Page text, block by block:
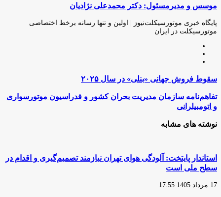
از
ایمیل
موسس و مدیرمسئول: دکتر محمدعلی نژادیان
پایگاه خبری موتورسیکلت‌نیوز | اولین و تنها رسانه برخط اختصاصی
موتورسیکلت در ایران
سقوط
فروش
جهانی
«بنلی»
در
۲۰۲۵
سقوط فروش جهانی «بنلی» در سال ۲۰۲۵
تفاهم‌نامه
سازمان
مدیریت
بحران
کشور
موتورسواری
و
اتومبیلرانی
تفاهم‌نامه سازمان مدیریت بحران کشور و فدراسیون موتورسواری
و اتومبیلرانی
نوشته های مشابه
استاندار پایتخت: آلودگی هوای تهران نیازمند تصمیم‌گیری و اقدام در
سطح ملی است
17 مرداد 1405 17:55